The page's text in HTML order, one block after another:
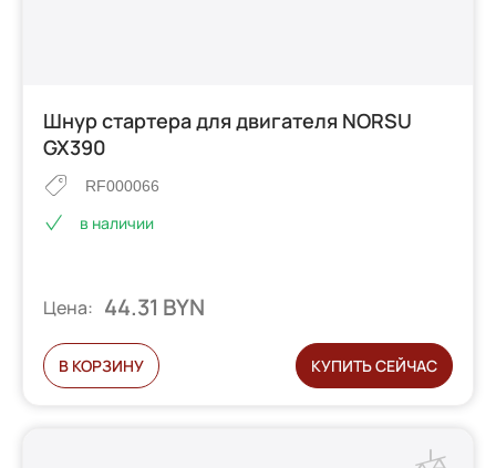
Шнур стартера для двигателя NORSU
GX390
RF000066
в наличии
Цена: 44.31 BYN
В КОРЗИНУ КУПИТЬ СЕЙЧАС